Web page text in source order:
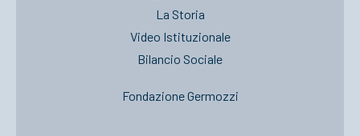
La Storia
Video Istituzionale
Bilancio Sociale
Fondazione Germozzi